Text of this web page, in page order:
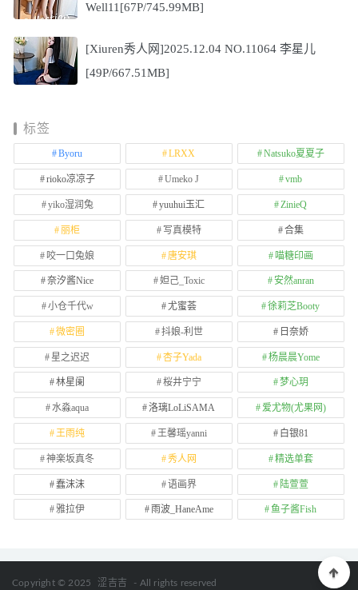
Well11[67P/745.99MB]
[Xiuren秀人网]2025.12.04 NO.11064 李星儿
[49P/667.51MB]
标签
Byoru LRXX Natsuko夏夏子
rioko凉凉子 Umeko J vmb
yiko湿润兔 yuuhui玉汇 ZinieQ
丽柜 写真模特 合集
咬一口兔娘 唐安琪 喵糖印画
奈汐酱Nice 妲己_Toxic 安然anran
小仓千代w 尤蜜荟 徐莉芝Booty
微密圈 抖娘-利世 日奈娇
星之迟迟 杏子Yada 杨晨晨Yome
林星阑 桜井宁宁 梦心玥
水淼aqua 洛璃LoLiSAMA 爱尤物(尤果网)
王雨纯 王馨瑶yanni 白银81
神楽坂真冬 秀人网 精选单套
蠢沫沫 语画界 陆萱萱
雅拉伊 雨波_HaneAme 鱼子酱Fish
Copyright © 2025 涩吉吉 - All rights reserved